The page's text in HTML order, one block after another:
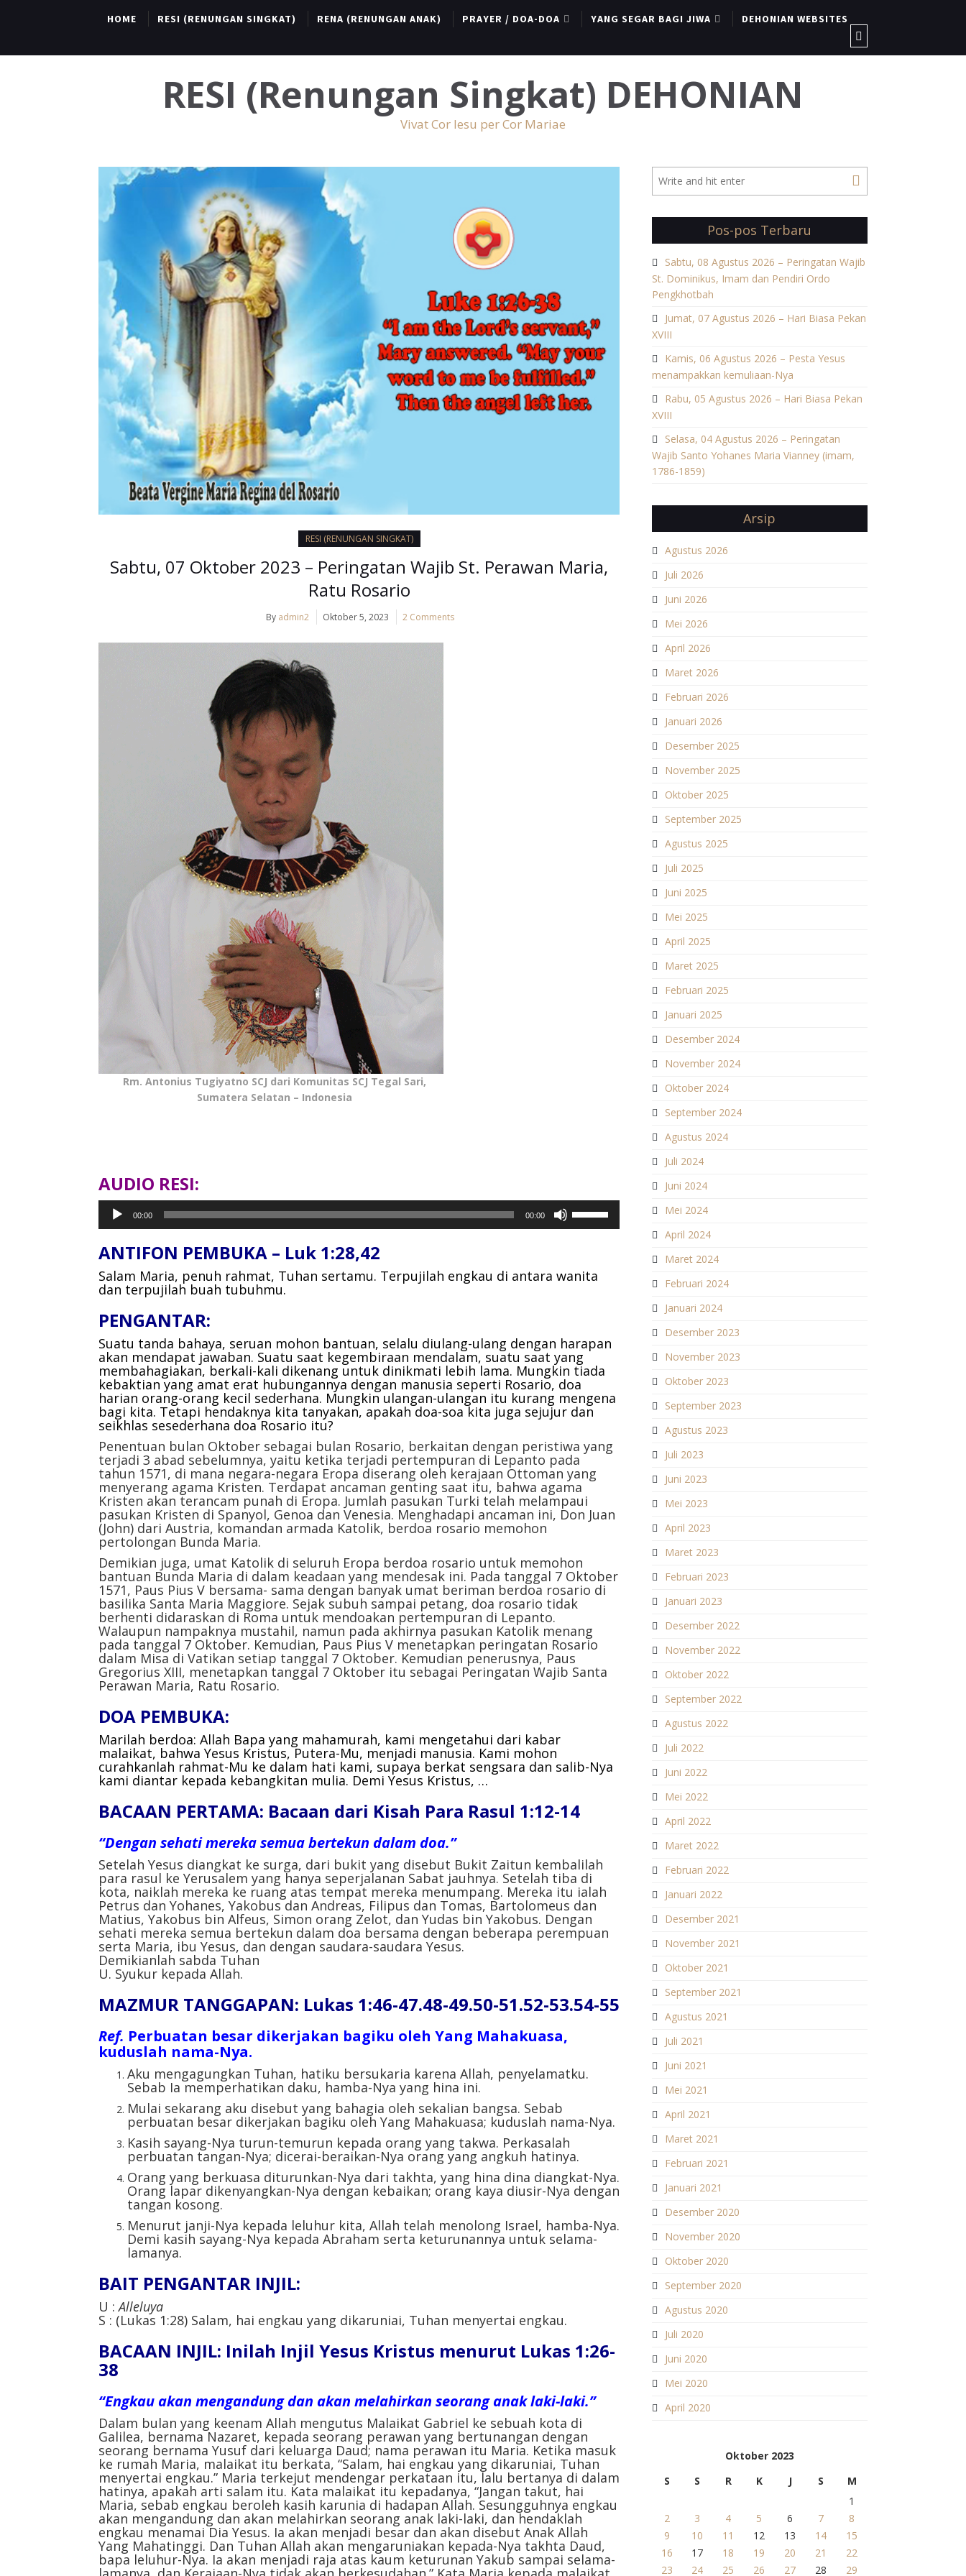
HOME RESI (RENUNGAN SINGKAT) RENA (RENUNGAN ANAK) PRAYER / DOA-DOA YANG SEGAR BAGI JIWA DEHONIAN WEBSITES
RESI (Renungan Singkat) DEHONIAN
Vivat Cor Iesu per Cor Mariae
RESI (RENUNGAN SINGKAT)
Sabtu, 07 Oktober 2023 – Peringatan Wajib St. Perawan Maria,
Ratu Rosario
By admin2 Oktober 5, 2023 2 Comments
Rm. Antonius Tugiyatno SCJ dari Komunitas SCJ Tegal Sari,
Sumatera Selatan – Indonesia
AUDIO RESI:
Pemutar
Audio
00:00 00:00
untuk
ANTIFON PEMBUKA – Luk 1:28,42
Salam Maria, penuh rahmat, Tuhan sertamu. Terpujilah engkau di antara wanita
dan terpujilah buah tubuhmu.
PENGANTAR:
Suatu tanda bahaya, seruan mohon bantuan, selalu diulang-ulang dengan harapan
akan mendapat jawaban. Suatu saat kegembiraan mendalam, suatu saat yang
membahagiakan, berkali-kali dikenang untuk dinikmati lebih lama. Mungkin tiada
kebaktian yang amat erat hubungannya dengan manusia seperti Rosario, doa
harian orang-orang kecil sederhana. Mungkin ulangan-ulangan itu kurang mengena
bagi kita. Tetapi hendaknya kita tanyakan, apakah doa-soa kita juga sejujur dan
seikhlas sesederhana doa Rosario itu?
Penentuan bulan Oktober sebagai bulan Rosario, berkaitan dengan peristiwa yang
terjadi 3 abad sebelumnya, yaitu ketika terjadi pertempuran di Lepanto pada
tahun 1571, di mana negara-negara Eropa diserang oleh kerajaan Ottoman yang
menyerang agama Kristen. Terdapat ancaman genting saat itu, bahwa agama
Kristen akan terancam punah di Eropa. Jumlah pasukan Turki telah melampaui
pasukan Kristen di Spanyol, Genoa dan Venesia. Menghadapi ancaman ini, Don Juan
(John) dari Austria, komandan armada Katolik, berdoa rosario memohon
pertolongan Bunda Maria.
Demikian juga, umat Katolik di seluruh Eropa berdoa rosario untuk memohon
bantuan Bunda Maria di dalam keadaan yang mendesak ini. Pada tanggal 7 Oktober
1571, Paus Pius V bersama- sama dengan banyak umat beriman berdoa rosario di
basilika Santa Maria Maggiore. Sejak subuh sampai petang, doa rosario tidak
berhenti didaraskan di Roma untuk mendoakan pertempuran di Lepanto.
Walaupun nampaknya mustahil, namun pada akhirnya pasukan Katolik menang
pada tanggal 7 Oktober. Kemudian, Paus Pius V menetapkan peringatan Rosario
dalam Misa di Vatikan setiap tanggal 7 Oktober. Kemudian penerusnya, Paus
Gregorius XIII, menetapkan tanggal 7 Oktober itu sebagai Peringatan Wajib Santa
Perawan Maria, Ratu Rosario.
DOA PEMBUKA:
Marilah berdoa: Allah Bapa yang mahamurah, kami mengetahui dari kabar
malaikat, bahwa Yesus Kristus, Putera-Mu, menjadi manusia. Kami mohon
curahkanlah rahmat-Mu ke dalam hati kami, supaya berkat sengsara dan salib-Nya
kami diantar kepada kebangkitan mulia. Demi Yesus Kristus, …
BACAAN PERTAMA: Bacaan dari Kisah Para Rasul 1:12-14
“Dengan sehati mereka semua bertekun dalam doa.”
Setelah Yesus diangkat ke surga, dari bukit yang disebut Bukit Zaitun kembalilah
para rasul ke Yerusalem yang hanya seperjalanan Sabat jauhnya. Setelah tiba di
kota, naiklah mereka ke ruang atas tempat mereka menumpang. Mereka itu ialah
Petrus dan Yohanes, Yakobus dan Andreas, Filipus dan Tomas, Bartolomeus dan
Matius, Yakobus bin Alfeus, Simon orang Zelot, dan Yudas bin Yakobus. Dengan
sehati mereka semua bertekun dalam doa bersama dengan beberapa perempuan
serta Maria, ibu Yesus, dan dengan saudara-saudara Yesus.
Demikianlah sabda Tuhan
U. Syukur kepada Allah.
MAZMUR TANGGAPAN: Lukas 1:46-47.48-49.50-51.52-53.54-55
Ref. Perbuatan besar dikerjakan bagiku oleh Yang Mahakuasa,
kuduslah nama-Nya.
Aku mengagungkan Tuhan, hatiku bersukaria karena Allah, penyelamatku.
Sebab Ia memperhatikan daku, hamba-Nya yang hina ini.
Mulai sekarang aku disebut yang bahagia oleh sekalian bangsa. Sebab
perbuatan besar dikerjakan bagiku oleh Yang Mahakuasa; kuduslah nama-Nya.
Kasih sayang-Nya turun-temurun kepada orang yang takwa. Perkasalah
perbuatan tangan-Nya; dicerai-beraikan-Nya orang yang angkuh hatinya.
Orang yang berkuasa diturunkan-Nya dari takhta, yang hina dina diangkat-Nya.
Orang lapar dikenyangkan-Nya dengan kebaikan; orang kaya diusir-Nya dengan
tangan kosong.
Menurut janji-Nya kepada leluhur kita, Allah telah menolong Israel, hamba-Nya.
Demi kasih sayang-Nya kepada Abraham serta keturunannya untuk selama-
lamanya.
BAIT PENGANTAR INJIL:
U : Alleluya
S : (Lukas 1:28) Salam, hai engkau yang dikaruniai, Tuhan menyertai engkau.
BACAAN INJIL: Inilah Injil Yesus Kristus menurut Lukas 1:26-
38
“Engkau akan mengandung dan akan melahirkan seorang anak laki-laki.”
Dalam bulan yang keenam Allah mengutus Malaikat Gabriel ke sebuah kota di
Galilea, bernama Nazaret, kepada seorang perawan yang bertunangan dengan
seorang bernama Yusuf dari keluarga Daud; nama perawan itu Maria. Ketika masuk
ke rumah Maria, malaikat itu berkata, “Salam, hai engkau yang dikaruniai, Tuhan
menyertai engkau.” Maria terkejut mendengar perkataan itu, lalu bertanya di dalam
hatinya, apakah arti salam itu. Kata malaikat itu kepadanya, “Jangan takut, hai
Maria, sebab engkau beroleh kasih karunia di hadapan Allah. Sesungguhnya engkau
akan mengandung dan akan melahirkan seorang anak laki-laki, dan hendaklah
engkau menamai Dia Yesus. Ia akan menjadi besar dan akan disebut Anak Allah
Yang Mahatinggi. Dan Tuhan Allah akan mengaruniakan kepada-Nya takhta Daud,
bapa leluhur-Nya. Ia akan menjadi raja atas kaum keturunan Yakub sampai selama-
Pos-pos Terbaru
Sabtu, 08 Agustus 2026 – Peringatan Wajib
St. Dominikus, Imam dan Pendiri Ordo
Pengkhotbah
Jumat, 07 Agustus 2026 – Hari Biasa Pekan
XVIII
Kamis, 06 Agustus 2026 – Pesta Yesus
menampakkan kemuliaan-Nya
Rabu, 05 Agustus 2026 – Hari Biasa Pekan
XVIII
Selasa, 04 Agustus 2026 – Peringatan
Wajib Santo Yohanes Maria Vianney (imam,
1786-1859)
Arsip
Agustus 2026
Juli 2026
Juni 2026
Mei 2026
April 2026
Maret 2026
Februari 2026
Januari 2026
Desember 2025
November 2025
Oktober 2025
September 2025
Agustus 2025
Juli 2025
Juni 2025
Mei 2025
April 2025
Maret 2025
Februari 2025
Januari 2025
Desember 2024
November 2024
Oktober 2024
September 2024
Agustus 2024
Juli 2024
Juni 2024
Mei 2024
April 2024
Maret 2024
Februari 2024
Januari 2024
Desember 2023
November 2023
Oktober 2023
September 2023
Agustus 2023
Juli 2023
Juni 2023
Mei 2023
April 2023
Maret 2023
Februari 2023
Januari 2023
Desember 2022
November 2022
Oktober 2022
September 2022
Agustus 2022
Juli 2022
Juni 2022
Mei 2022
April 2022
Maret 2022
Februari 2022
Januari 2022
Desember 2021
November 2021
Oktober 2021
September 2021
Agustus 2021
Juli 2021
Juni 2021
Mei 2021
April 2021
Maret 2021
Februari 2021
Januari 2021
Desember 2020
November 2020
Oktober 2020
September 2020
Agustus 2020
Juli 2020
Juni 2020
Mei 2020
April 2020
Oktober 2023
S
S R K J S
M
1
2
3 4 5 6 7
8
9
10 11 12 13 14
15
16
17 18 19 20 21
22
23
24 25 26 27 28 29